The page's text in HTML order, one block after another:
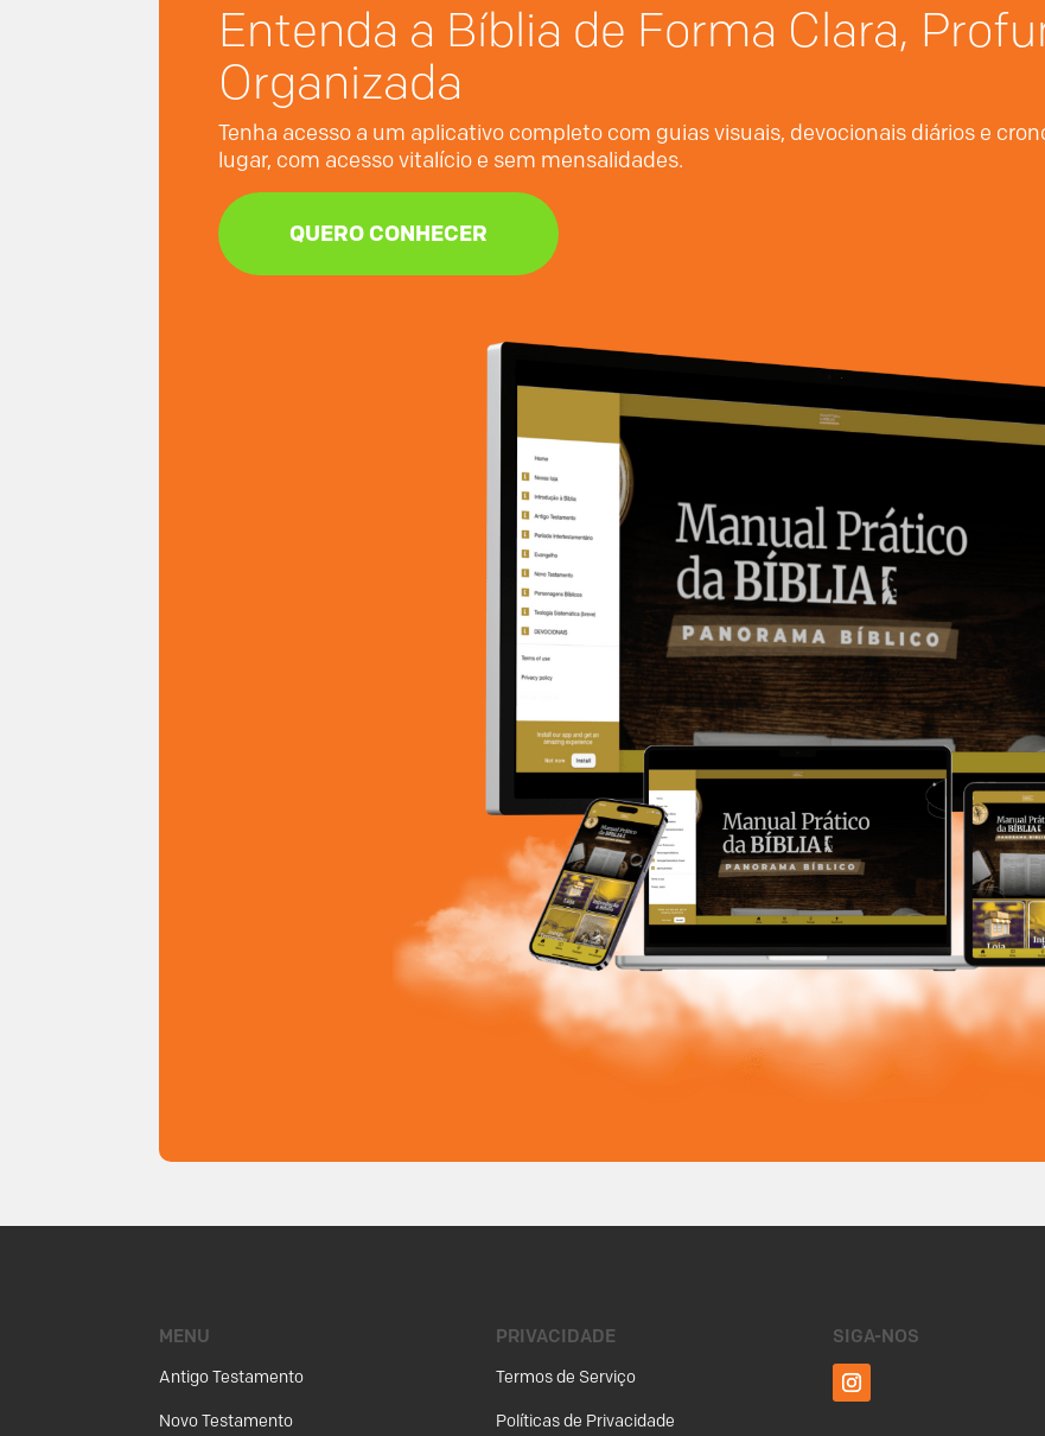
Entenda a Bíblia de Forma Clara,
Organizada
Tenha acesso a um aplicativo completo com guias visuais, devocionais diários e
lugar, com acesso vitalício e sem mensalidades.
QUERO CONHECER
MENU
Antigo Testamento
Novo Testamento
PRIVACIDADE
Termos de Serviço
Políticas de Privacidade
SIGA-NOS